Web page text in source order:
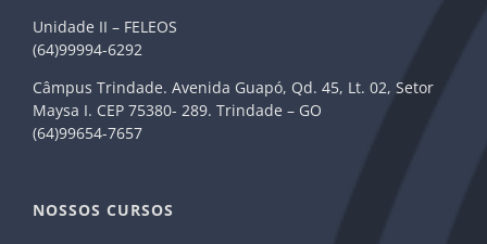
Unidade II – FELEOS
(64)99994-6292
Câmpus Trindade. Avenida Guapó, Qd. 45, Lt. 02, Setor
Maysa I. CEP 75380- 289. Trindade – GO
(64)99654-7657
NOSSOS CURSOS